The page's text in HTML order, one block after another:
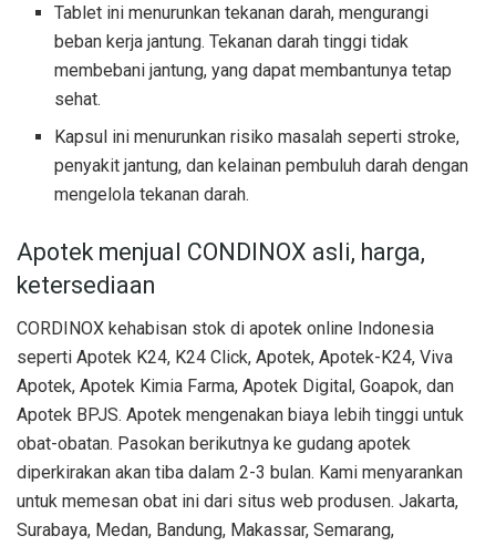
Tablet ini menurunkan tekanan darah, mengurangi
beban kerja jantung. Tekanan darah tinggi tidak
membebani jantung, yang dapat membantunya tetap
sehat.
Kapsul ini menurunkan risiko masalah seperti stroke,
penyakit jantung, dan kelainan pembuluh darah dengan
mengelola tekanan darah.
Apotek menjual CONDINOX asli, harga,
ketersediaan
CORDINOX kehabisan stok di apotek online Indonesia
seperti Apotek K24, K24 Click, Apotek, Apotek-K24, Viva
Apotek, Apotek Kimia Farma, Apotek Digital, Goapok, dan
Apotek BPJS. Apotek mengenakan biaya lebih tinggi untuk
obat-obatan. Pasokan berikutnya ke gudang apotek
diperkirakan akan tiba dalam 2-3 bulan. Kami menyarankan
untuk memesan obat ini dari situs web produsen. Jakarta,
Surabaya, Medan, Bandung, Makassar, Semarang,